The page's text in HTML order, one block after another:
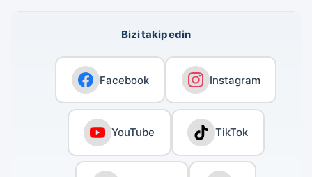
Bizi takip edin
Facebook Instagram
YouTube TikTok